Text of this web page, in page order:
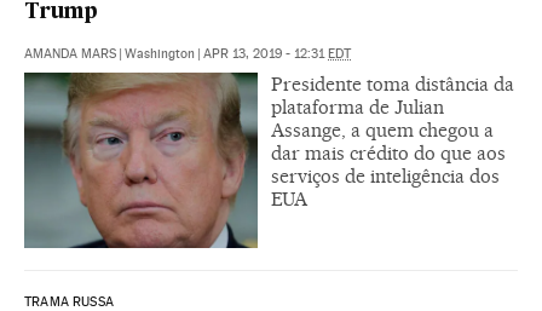
Trump
AMANDA MARS | Washington | APR 13, 2019 - 12:31EDT
Presidente toma distância da
plataforma de Julian
Assange, a quem chegou a
dar mais crédito do que aos
serviços de inteligência dos
EUA
TRAMA RUSSA